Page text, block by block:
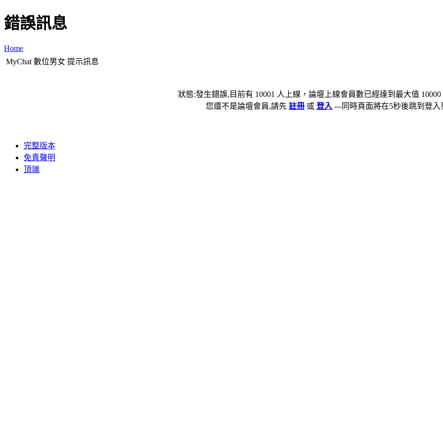
錯誤訊息
Home
MyChat 數位男女 提示訊息
狀態:發生錯誤,目前有 10001 人上線，論壇上線會員數已經達到最大值
您還不是論壇會員,請先 註冊 或 登入 ---同時頁面將在5秒後跳到登入
完整版本
免責聲明
頂端